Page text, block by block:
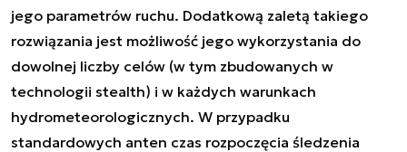
jego parametrów ruchu. Dodatkową zaletą takiego
rozwiązania jest możliwość jego wykorzystania do
dowolnej liczby celów (w tym zbudowanych w
technologii stealth) i w każdych warunkach
hydrometeorologicznych. W przypadku
standardowych anten czas rozpoczęcia śledzenia